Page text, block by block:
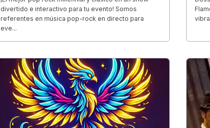
divertido e interactivo para tu evento! Somos
referentes en música pop-rock en directo para
eve...